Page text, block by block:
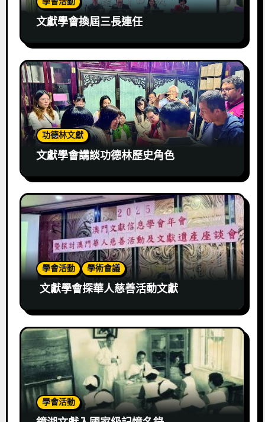
文獻學會換屆三長連任
功德林文獻
文獻學會講談功德林歷史角色
學會活動 學術會議
文獻學會探華人慈善活動文獻
學會活動